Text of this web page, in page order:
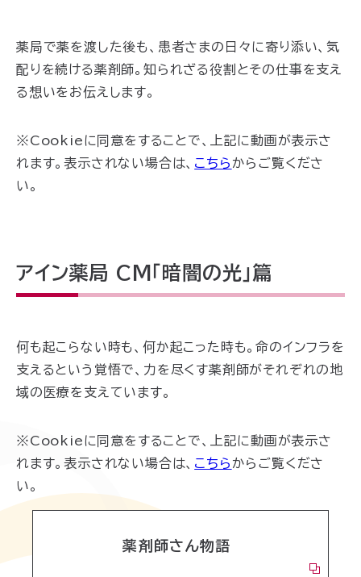
薬局で薬を渡した後も、患者さまの日々に寄り添い、気
配りを続ける薬剤師。知られざる役割とその仕事を支え
る想いをお伝えします。
※Cookieに同意をすることで、上記に動画が表示さ
れます。表示されない場合は、 こちら からご覧くださ
い。
アイン薬局 CM「暗闇の光」篇
何も起こらない時も、何か起こった時も。命のインフラを
支えるという覚悟で、力を尽くす薬剤師がそれぞれの地
域の医療を支えています。
※Cookieに同意をすることで、上記に動画が表示さ
れます。表示されない場合は、 こちら からご覧くださ
い。
薬剤師さん物語